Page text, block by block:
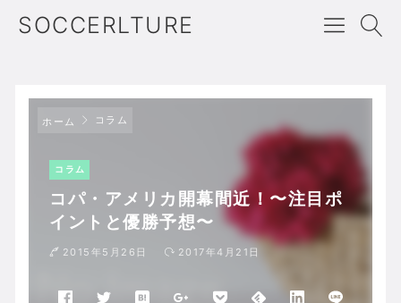
SOCCERLTURE
ホーム コラム
コラム
コパ・アメリカ開幕間近！〜注目ポ
イントと優勝予想〜
2015年5月26日 2017年4月21日